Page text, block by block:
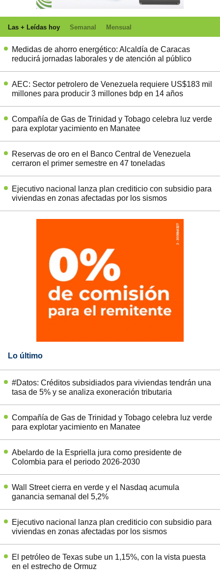
Las + Leídas hoy Semanal Mensual
Medidas de ahorro energético: Alcaldía de Caracas
reducirá jornadas laborales y de atención al público
AEC: Sector petrolero de Venezuela requiere US$183 mil
millones para producir 3 millones bdp en 14 años
Compañía de Gas de Trinidad y Tobago celebra luz verde
para explotar yacimiento en Manatee
Reservas de oro en el Banco Central de Venezuela
cerraron el primer semestre en 47 toneladas
Ejecutivo nacional lanza plan crediticio con subsidio para
viviendas en zonas afectadas por los sismos
Lo último
#Datos: Créditos subsidiados para viviendas tendrán una
tasa de 5% y se analiza exoneración tributaria
Compañía de Gas de Trinidad y Tobago celebra luz verde
para explotar yacimiento en Manatee
Abelardo de la Espriella jura como presidente de
Colombia para el periodo 2026-2030
Wall Street cierra en verde y el Nasdaq acumula
ganancia semanal del 5,2%
Ejecutivo nacional lanza plan crediticio con subsidio para
viviendas en zonas afectadas por los sismos
El petróleo de Texas sube un 1,15%, con la vista puesta
en el estrecho de Ormuz